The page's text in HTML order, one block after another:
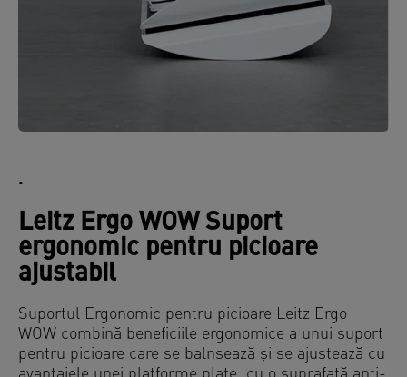
.
Leitz Ergo WOW Suport
ergonomic pentru picioare
ajustabil
Suportul Ergonomic pentru picioare Leitz Ergo
WOW combină beneficiile ergonomice a unui suport
pentru picioare care se balnsează și se ajustează cu